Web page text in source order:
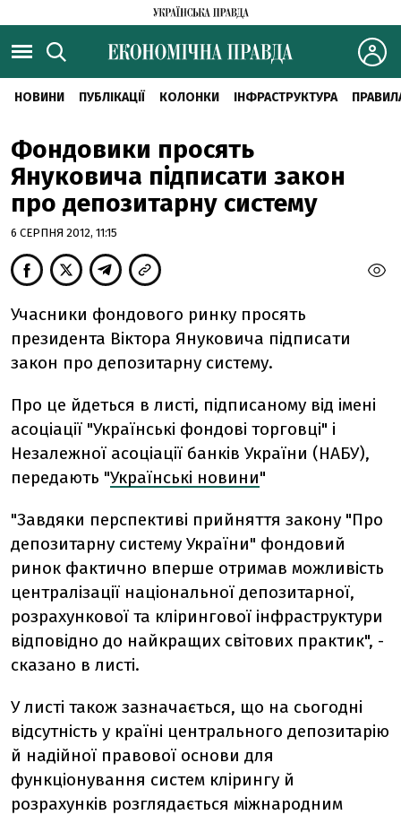
НОВИНИ ПУБЛІКАЦІЇ КОЛОНКИ ІНФРАСТРУКТУРА
Фондовики просять
Януковича підписати закон
про депозитарну систему
6 СЕРПНЯ 2012, 11:15
Учасники фондового ринку просять
президента Віктора Януковича підписати
закон про депозитарну систему.
Про це йдеться в листі, підписаному від імені
асоціації "Українські фондові торговці" і
Незалежної асоціації банків України (НАБУ),
передають "Українські новини"
"Завдяки перспективі прийняття закону "Про
депозитарну систему України" фондовий
ринок фактично вперше отримав можливість
централізації національної депозитарної,
розрахункової та клірингової інфраструктури
відповідно до найкращих світових практик", -
сказано в листі.
У листі також зазначається, що на сьогодні
відсутність у країні центрального депозитарію
й надійної правової основи для
функціонування систем клірингу й
розрахунків розглядається міжнародним